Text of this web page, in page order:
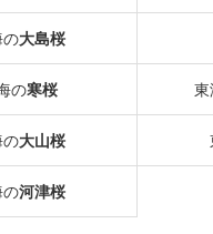
大島桜
の寒桜 東
大山桜
河津桜